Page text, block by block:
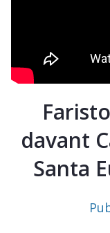
davant
Santa